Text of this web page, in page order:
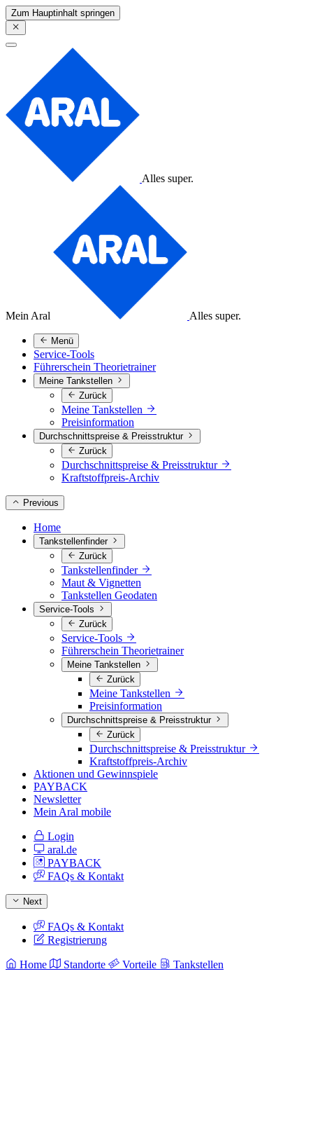
Zum Hauptinhalt springen
Alles super.
Mein Aral Alles super.
Menü
Service-Tools
Führerschein Theorietrainer
Meine Tankstellen
Zurück
Meine Tankstellen
Preisinformation
Durchschnittspreise & Preisstruktur
Zurück
Durchschnittspreise & Preisstruktur
Kraftstoffpreis-Archiv
Previous
Home
Tankstellenfinder
Zurück
Tankstellenfinder
Maut & Vignetten
Tankstellen Geodaten
Service-Tools
Zurück
Service-Tools
Führerschein Theorietrainer
Meine Tankstellen
Zurück
Meine Tankstellen
Preisinformation
Durchschnittspreise & Preisstruktur
Zurück
Durchschnittspreise & Preisstruktur
Kraftstoffpreis-Archiv
Aktionen und Gewinnspiele
PAYBACK
Newsletter
Mein Aral mobile
Login
aral.de
PAYBACK
FAQs & Kontakt
Next
FAQs & Kontakt
Registrierung
Home Standorte Vorteile Tankstellen